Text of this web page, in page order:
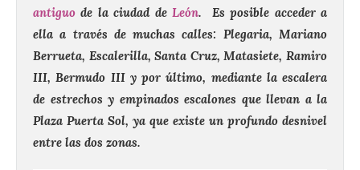
antiguo de la ciudad de León. Es posible acceder a
ella a través de muchas calles: Plegaria, Mariano
Berrueta, Escalerilla, Santa Cruz, Matasiete, Ramiro
III, Bermudo III y por último, mediante la escalera
de estrechos y empinados escalones que llevan a la
Plaza Puerta Sol, ya que existe un profundo desnivel
entre las dos zonas.